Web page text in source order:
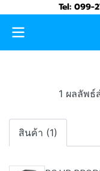
Tel: 099-
1 ผลลัพธ์
สินค้า (1)